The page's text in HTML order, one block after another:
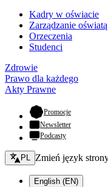
Kadry w oświacie
Zarządzanie oświatą
Orzeczenia
Studenci
Zdrowie
Prawo dla każdego
Akty Prawne
Promocje- otwiera się
Newsletter
Podcasty
Zmień język - bieżący:
PL Zmień język
English (EN)